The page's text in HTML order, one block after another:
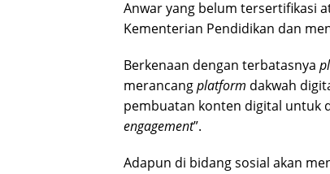
Anwar yang belum tersertifikasi
Kementerian Pendidikan dan
Berkenaan dengan terbatasnya
merancangplatform dakwah
pembuatan konten digital untuk
engagement”.
Adapun di bidang sosial akan